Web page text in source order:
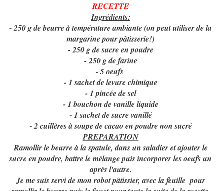
RECETTE
Ingrédients:
- 250 g de beurre à température ambiante (on peut utiliser de la
margarine pour pâtisserie!)
- 250 g de sucre en poudre
- 250 g de farine
- 5 oeufs
- 1 sachet de levure chimique
- 1 pincée de sel
- 1 bouchon de vanille liquide
- 1 sachet de sucre vanillé
- 2 cuillères à soupe de cacao en poudre non sucré
PREPARATION
Ramollir le beurre à la spatule, dans un saladier et ajouter le
sucre en poudre, battre le mélange puis incorporer les oeufs un
après l'autre.
Je me suis servi de mon robot pâtissier, avec la feuille pour